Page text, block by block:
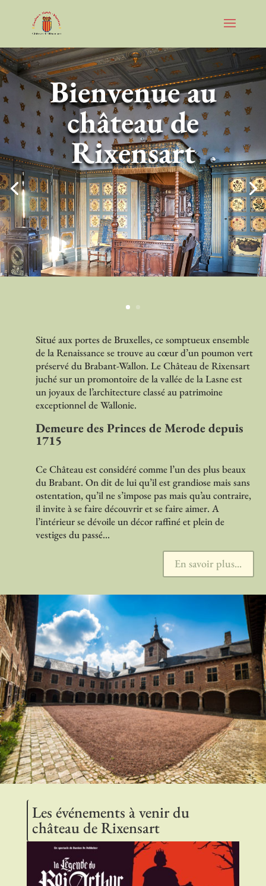
Bienvenue au
château de
Rixensart
Situé aux portes de Bruxelles, ce somptueux ensemble
de la Renaissance se trouve au cœur d’un poumon vert
préservé du Brabant-Wallon. Le Château de Rixensart
juché sur un promontoire de la vallée de la Lasne est
un joyaux de l’architecture classé au patrimoine
exceptionnel de Wallonie.
Demeure des Princes de Merode depuis
1715
Ce Château est considéré comme l’un des plus beaux
du Brabant. On dit de lui qu’il est grandiose mais sans
ostentation, qu’il ne s’impose pas mais qu’au contraire,
il invite à se faire découvrir et se faire aimer. A
l’intérieur se dévoile un décor raffiné et plein de
vestiges du passé…
En savoir plus...
Les événements à venir du
château de Rixensart